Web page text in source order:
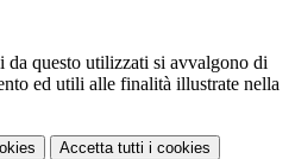
da questo utilizzati si avvalgono di
ed utili alle finalità illustrate nella
Accetta tutti i cookies